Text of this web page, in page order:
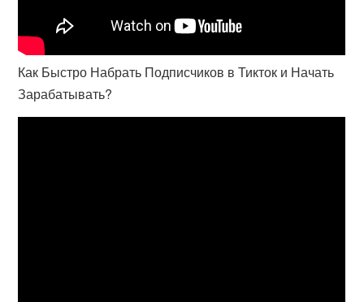
Как Быстро Набрать Подписчиков в Тикток и Начать
Зарабатывать?